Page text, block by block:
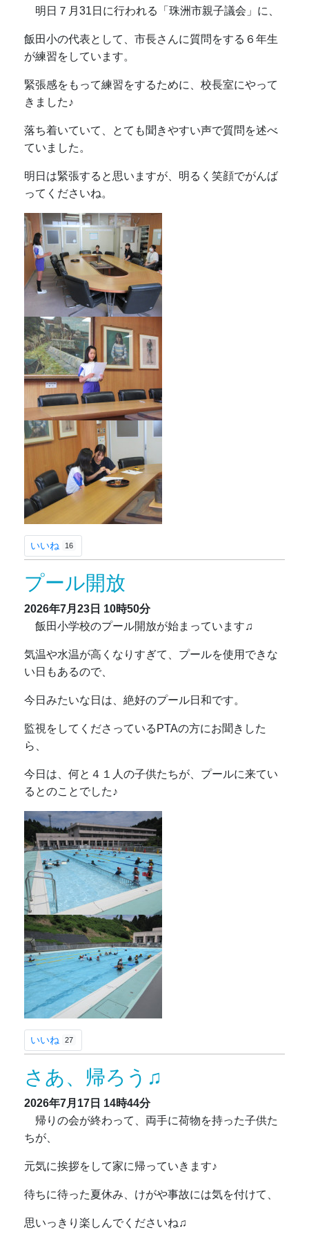
明日７月31日に行われる「珠洲市親子議会」に、
飯田小の代表として、市長さんに質問をする６年生
が練習をしています。
緊張感をもって練習をするために、校長室にやって
きました♪
落ち着いていて、とても聞きやすい声で質問を述べ
ていました。
明日は緊張すると思いますが、明るく笑顔でがんば
ってくださいね。
いいね 16
プール開放
2026年7月23日 10時50分
飯田小学校のプール開放が始まっています♫
気温や水温が高くなりすぎて、プールを使用できな
い日もあるので、
今日みたいな日は、絶好のプール日和です。
監視をしてくださっているPTAの方にお聞きした
ら、
今日は、何と４１人の子供たちが、プールに来てい
るとのことでした♪
いいね 27
さあ、帰ろう♫
2026年7月17日 14時44分
帰りの会が終わって、両手に荷物を持った子供た
ちが、
元気に挨拶をして家に帰っていきます♪
待ちに待った夏休み、けがや事故には気を付けて、
思いっきり楽しんでくださいね♫